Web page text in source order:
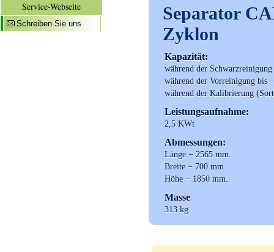
Service-Webseite
Schreiben Sie uns
Separator
Zyklon
Kapazität:
während der
während der Vorreinigung bis
während der Kalibrierung
Leistungsaufnahme:
2,5 KWt
Abmessungen:
Länge − 2565 mm.
Breite − 700 mm.
Höhe − 1850 mm.
Masse
313 kg.